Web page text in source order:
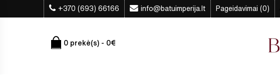
+370 (693) 66166 info@batuimperija.lt Pageidavimai (0)
0 prekė(s) - 0€